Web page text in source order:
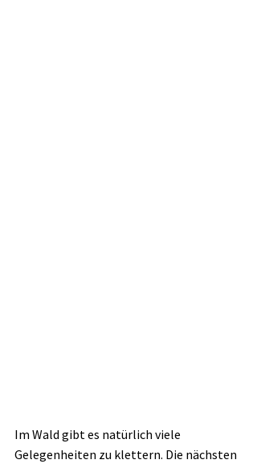
Im Wald gibt es natürlich viele
Gelegenheiten zu klettern. Die nächsten